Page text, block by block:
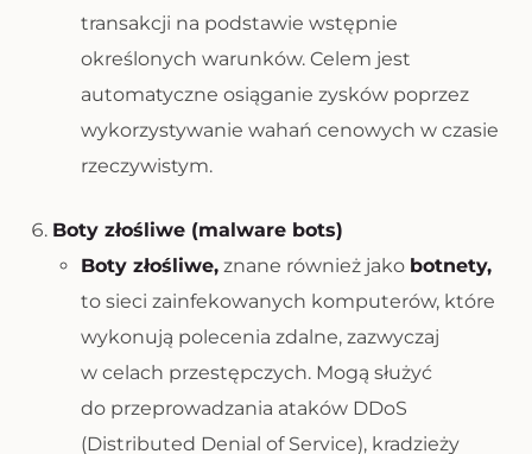
transakcji na podstawie wstępnie
określonych warunków. Celem jest
automatyczne osiąganie zysków poprzez
wykorzystywanie wahań cenowych w czasie
rzeczywistym.
Boty złośliwe (malware bots)
Boty złośliwe, znane również jako botnety,
to sieci zainfekowanych komputerów, które
wykonują polecenia zdalne, zazwyczaj
w celach przestępczych. Mogą służyć
do przeprowadzania ataków DDoS
(Distributed Denial of Service), kradzieży